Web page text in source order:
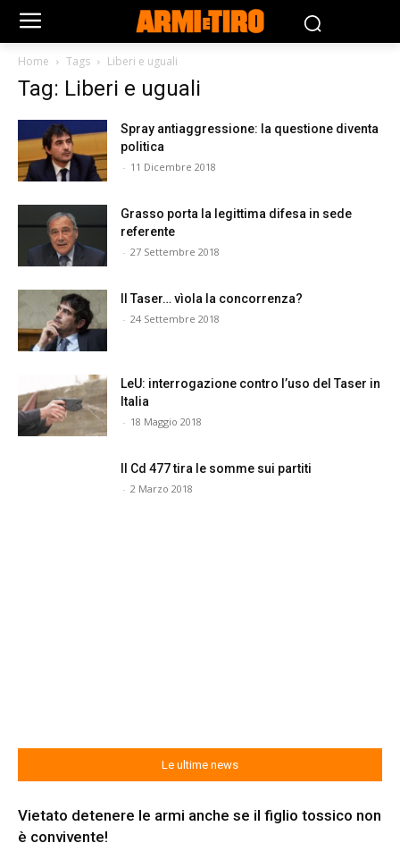
Home Tags Liberi e uguali
Tag: Liberi e uguali
Spray antiaggressione: la questione diventa
politica
- 11 Dicembre 2018
Grasso porta la legittima difesa in sede
referente
- 27 Settembre 2018
Il Taser… vìola la concorrenza?
- 24 Settembre 2018
LeU: interrogazione contro l’uso del Taser in
Italia
- 18 Maggio 2018
Il Cd 477 tira le somme sui partiti
- 2 Marzo 2018
Le ultime news
Vietato detenere le armi anche se il figlio tossico non
è convivente!